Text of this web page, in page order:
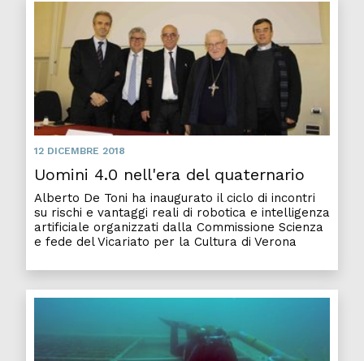
12 DICEMBRE 2018
Uomini 4.0 nell'era del quaternario
Alberto De Toni ha inaugurato il ciclo di incontri
su rischi e vantaggi reali di robotica e intelligenza
artificiale organizzati dalla Commissione Scienza
e fede del Vicariato per la Cultura di Verona